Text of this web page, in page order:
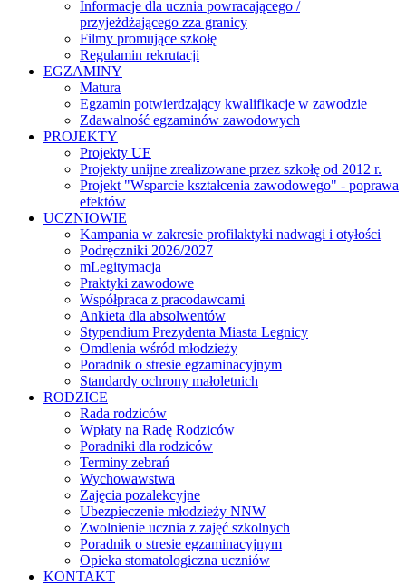
Informacje dla ucznia powracającego /
przyjeżdżającego zza granicy
Filmy promujące szkołę
Regulamin rekrutacji
EGZAMINY
Matura
Egzamin potwierdzający kwalifikacje w zawodzie
Zdawalność egzaminów zawodowych
PROJEKTY
Projekty UE
Projekty unijne zrealizowane przez szkołę od 2012 r.
Projekt "Wsparcie kształcenia zawodowego" - poprawa
efektów
UCZNIOWIE
Kampania w zakresie profilaktyki nadwagi i otyłości
Podręczniki 2026/2027
mLegitymacja
Praktyki zawodowe
Współpraca z pracodawcami
Ankieta dla absolwentów
Stypendium Prezydenta Miasta Legnicy
Omdlenia wśród młodzieży
Poradnik o stresie egzaminacyjnym
Standardy ochrony małoletnich
RODZICE
Rada rodziców
Wpłaty na Radę Rodziców
Poradniki dla rodziców
Terminy zebrań
Wychowawstwa
Zajęcia pozalekcyjne
Ubezpieczenie młodzieży NNW
Zwolnienie ucznia z zajęć szkolnych
Poradnik o stresie egzaminacyjnym
Opieka stomatologiczna uczniów
KONTAKT